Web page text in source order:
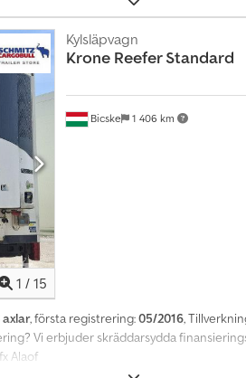
hk (345 kW) Växellåda: Automatisk
ökad säkerhet Klimatanläggning och
Växellåda: Volvo I-Shift Hyttlängd: Medium
Förvaringsutrymme Servostyrning
Motorbroms Effekt: 460 hk (DIN)
1 / 15
Bicske 1 406 km
Kylsläpvagn
Krone Reefer Standard
axlar, första registrering:05/2016,
Vi erbjuder skräddarsydda
Alaof